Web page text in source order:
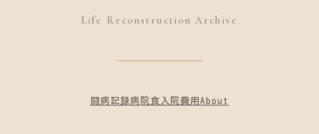
Life Reconstruction Archive
闘病記録病院食 入院費用About